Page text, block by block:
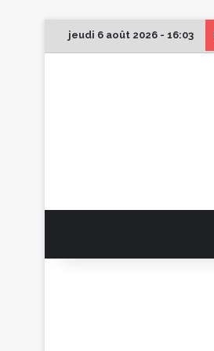
jeudi 6 août 2026 - 16:03